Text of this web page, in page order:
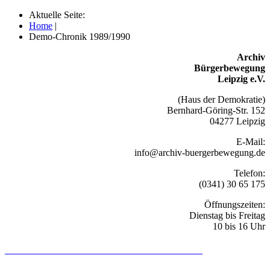
Aktuelle Seite:
Home |
Demo-Chronik 1989/1990
Archiv
Bürgerbewegung
Leipzig e.V.
(Haus der Demokratie)
Bernhard-Göring-Str. 152
04277 Leipzig
E-Mail:
info@archiv-buergerbewegung.de
Telefon:
(0341) 30 65 175
Öffnungszeiten:
Dienstag bis Freitag
10 bis 16 Uhr